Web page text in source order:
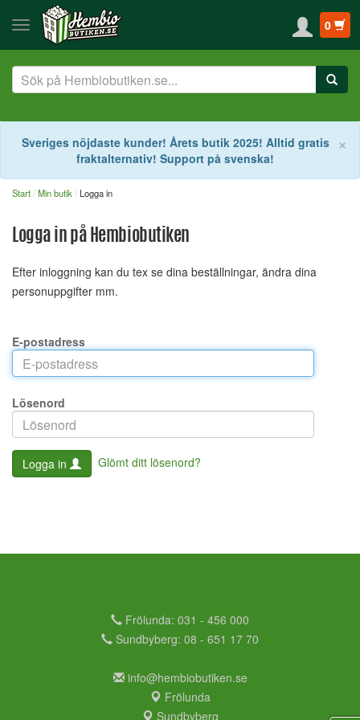
0
×
Sveriges nöjdaste kunder! Årets butik 2025! Alltid gratis
fraktalternativ! Support på svenska!
Start Min butik Logga in
Logga in på Hembiobutiken
Efter inloggning kan du tex se dina beställningar, ändra dina
personuppgifter mm.
E-postadress
Lösenord
Logga in Glömt ditt lösenord?
Frölunda: 031 - 456 000
Sundbyberg: 08 - 651 17 70
info@hembiobutiken.se
Frölunda
Sundbyberg